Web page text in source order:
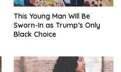
This Young Man Will Be
Sworn-In as Trump’s Only
Black Choice